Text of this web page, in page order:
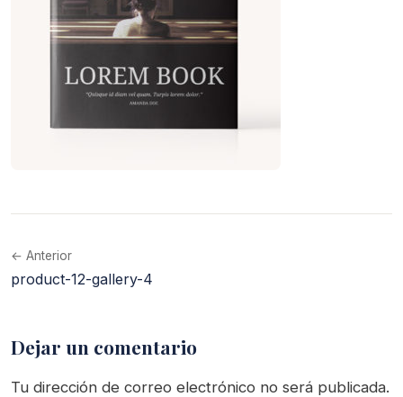
← Anterior
product-12-gallery-4
Dejar un comentario
Tu dirección de correo electrónico no será publicada.